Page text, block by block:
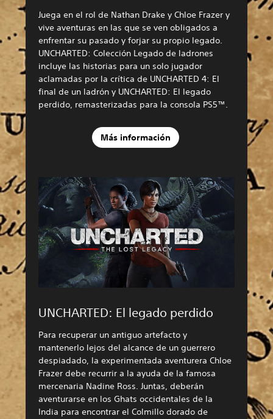
Juega en el rol de Nathan Drake y Chloe Frazer y
vive aventuras en las que se ven obligados a
enfrentar su pasado y forjar su propio legado.
UNCHARTED: Colección Legado de ladrones
incluye las historias para un solo jugador
aclamadas por la crítica de UNCHARTED 4: El
final de un ladrón y UNCHARTED: El legado
perdido, remasterizadas para la consola PS5™.
Más información
UNCHARTED: El legado perdido
Para recuperar un antiguo artefacto y
mantenerlo lejos del alcance de un guerrero
despiadado, la experimentada aventurera Chloe
Frazer debe recurrir a la ayuda de la famosa
mercenaria Nadine Ross. Juntas, deberán
aventurarse en los Ghats occidentales de la
India para encontrar el Colmillo dorado de